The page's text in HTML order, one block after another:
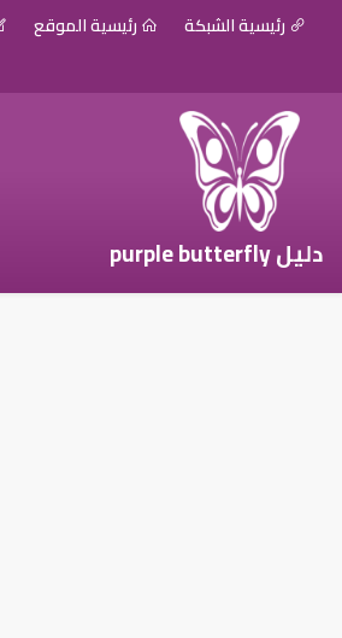
رئيسية الشبكة رئيسية الموقع
دليل purple butterfly